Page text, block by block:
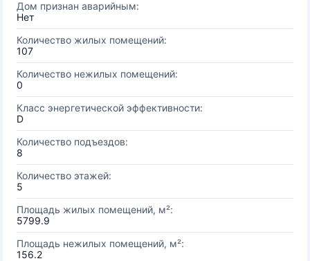
Дом признан аварийным:
Нет
Количество жилых помещений:
107
Количество нежилых помещений:
0
Класс энергетической эффективности:
D
Количество подъездов:
8
Количество этажей:
5
Площадь жилых помещений, м²:
5799.9
Площадь нежилых помещений, м²:
156.2